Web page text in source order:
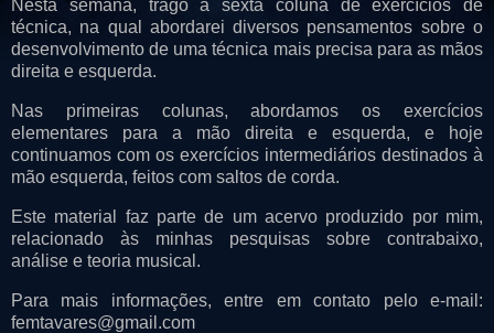
Nesta semana, trago a sexta coluna de exercícios de
técnica, na qual abordarei diversos pensamentos sobre o
desenvolvimento de uma técnica mais precisa para as mãos
direita e esquerda.
Nas primeiras colunas, abordamos os exercícios
elementares para a mão direita e esquerda, e hoje
continuamos com os exercícios intermediários destinados à
mão esquerda, feitos com saltos de corda.
Este material faz parte de um acervo produzido por mim,
relacionado às minhas pesquisas sobre contrabaixo,
análise e teoria musical.
Para mais informações, entre em contato pelo e-mail:
femtavares@gmail.com